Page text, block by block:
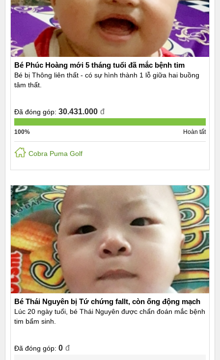
Bé Phúc Hoàng mới 5 tháng tuổi đã mắc bệnh tim
Bé bị Thông liên thất - có sự hình thành 1 lỗ giữa hai buồng
tâm thất.
Đã đóng góp: 30.431.000 đ
100% Hoàn tất
Cobra Puma Golf
Bé Thái Nguyên bị Tứ chứng fallt, còn ống động mạch
Lúc 20 ngày tuổi, bé Thái Nguyên được chẩn đoán mắc bệnh
tim bẩm sinh.
Đã đóng góp: 0 đ